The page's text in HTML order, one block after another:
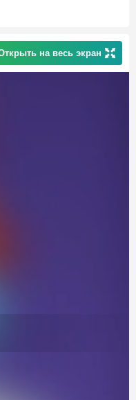
на весь экран